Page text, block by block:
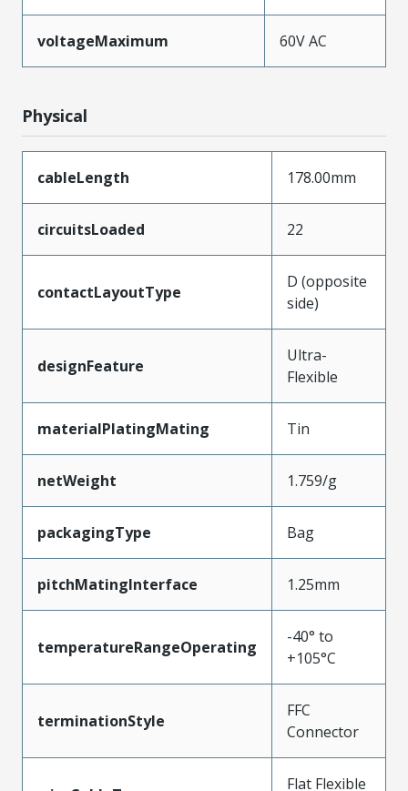
voltageMaximum 60V AC
Physical
cableLength 178.00mm
circuitsLoaded 22
contactLayoutType
D (opposite
side)
designFeature
Ultra-
Flexible
materialPlatingMating Tin
netWeight 1.759/g
packagingType Bag
pitchMatingInterface 1.25mm
temperatureRangeOperating
-40° to
+105°C
terminationStyle
FFC
Connector
Flat Flexible